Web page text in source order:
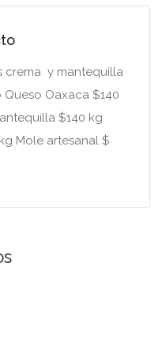
crema y mantequilla
Oaxaca $140
$140 kg
Mole artesanal $